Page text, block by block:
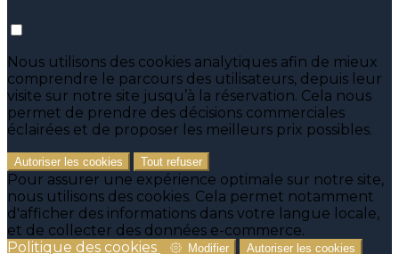
Nous utilisons des cookies analytiques afin de mieux
comprendre le parcours des utilisateurs, depuis leur
visite sur notre site jusqu’à la réservation. Cela nous
permet de prendre des décisions commerciales
éclairées et de proposer les meilleurs prix possibles.
Autoriser les cookies Tout refuser
Pour assurer une expérience optimale sur notre site,
nous utilisons des cookies. Cela permet notamment
d'afficher des informations dans votre langue locale,
et de collecter des données e-commerce.
Politique des cookies
Modifier
Autoriser les cookies